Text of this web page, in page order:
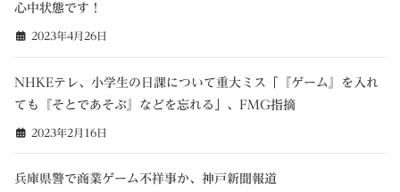
心中状態です！
2023年4月26日
NHKEテレ、小学生の日課について重大ミス「『ゲーム』を入れ
ても『そとであそぶ』などを忘れる」、FMG指摘
2023年2月16日
兵庫県警で商業ゲーム不祥事か、神戸新聞報道